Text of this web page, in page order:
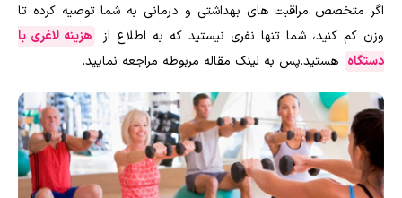
اگر متخصص مراقبت های بهداشتی و درمانی به شما توصیه کرده تا
وزن کم کنید، شما تنها نفری نیستید که به اطلاع از
هزینه لاغری با
دستگاه هستید.پس به لینک مقاله مربوطه مراجعه نمایید.